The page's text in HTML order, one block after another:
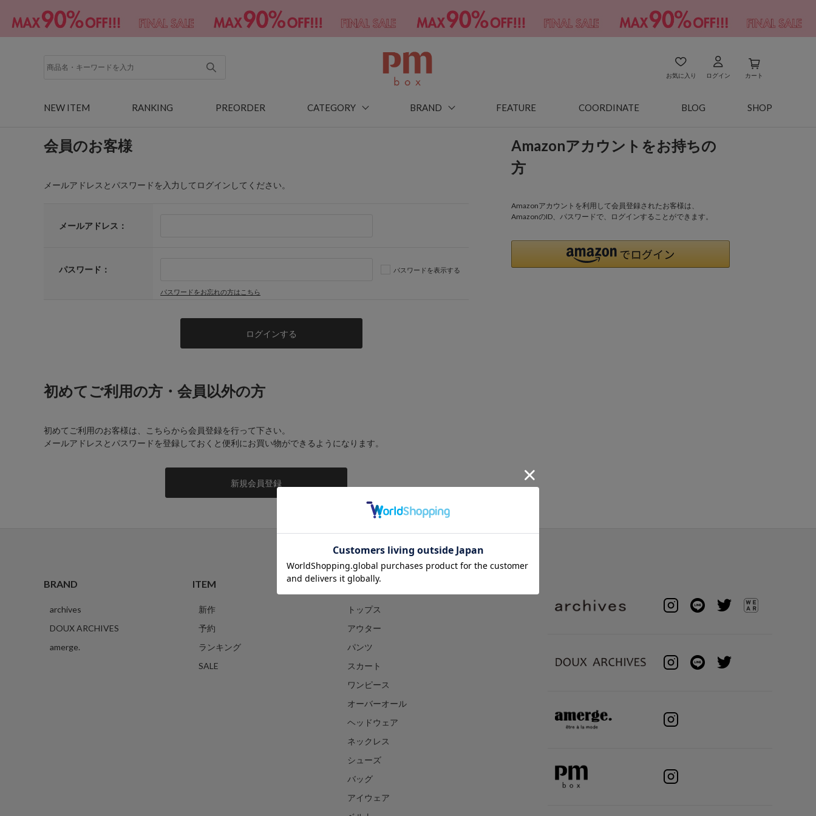
お気に入り ログイン カート
NEW ITEM RANKING PREORDER CATEGORY BRAND FEATURE COORDINATE BLOG SHOP
会員のお客様
メールアドレスとパスワードを入力してログインしてください。
メールアドレス：
パスワード： パスワードを表示する
パスワードをお忘れの方はこちら
Amazonアカウントをお持ちの
方
Amazonアカウントを利用して会員登録されたお客様は、
AmazonのID、パスワードで、ログインすることができます。
初めてご利用の方・会員以外の方
初めてご利用のお客様は、こちらから会員登録を行って下さい。
メールアドレスとパスワードを登録しておくと便利にお買い物ができるようになります。
BRAND
archives
DOUX ARCHIVES
amerge.
ITEM
新作
予約
ランキング
SALE
CATEGORY
トップス
アウター
パンツ
スカート
ワンピース
オーバーオール
ヘッドウェア
ネックレス
シューズ
バッグ
アイウェア